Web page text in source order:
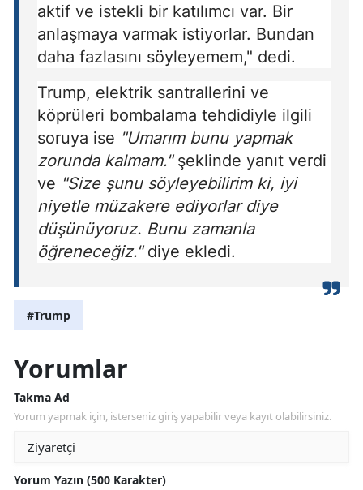
aktif ve istekli bir katılımcı var. Bir
anlaşmaya varmak istiyorlar. Bundan
daha fazlasını söyleyemem," dedi.
Trump, elektrik santrallerini ve
köprüleri bombalama tehdidiyle ilgili
soruya ise "Umarım bunu yapmak
zorunda kalmam."şeklinde yanıt verdi
ve "Size şunu söyleyebilirim ki, iyi
niyetle müzakere ediyorlar diye
düşünüyoruz. Bunu zamanla
öğreneceğiz."diye ekledi.
#Trump
Yorumlar
Takma Ad
Yorum yapmak için, isterseniz giriş yapabilir veya kayıt olabilirsiniz.
Yorum Yazın (500 Karakter)